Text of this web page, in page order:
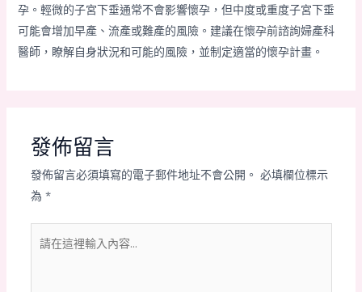
孕。輕微的子宮下垂通常不會影響懷孕，但中度或重度子宮下垂
可能會增加早產、流產或難產的風險。建議在懷孕前諮詢婦產科
醫師，瞭解自身狀況和可能的風險，並制定適當的懷孕計畫。
發佈留言
發佈留言必須填寫的電子郵件地址不會公開。 必填欄位標示
為 *
在